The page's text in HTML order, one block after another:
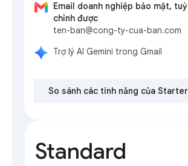
Email doanh nghiệp bảo mật, tuỳ
chỉnh được
ten-ban@cong-ty-cua-ban.com
Trợ lý AI Gemini trong Gmail
So sánh các tính năng của Starter
Standard